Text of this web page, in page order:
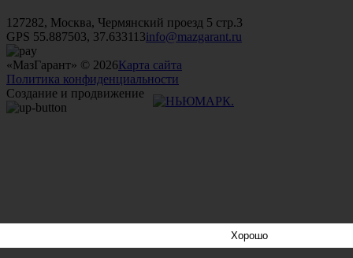
127282, Москва, Чермянский проезд 5 стр.3
GPS 55.887503, 37.633113info@mazgarant.ru
«МазГарант» © 2026Карта сайта
Политика конфиденциальности
Создание и продвижение
Хорошо